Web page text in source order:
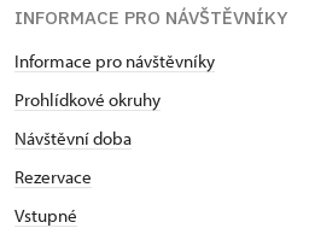
INFORMACE PRO NÁVŠTĚVNÍKY
Informace pro návštěvníky
Prohlídkové okruhy
Návštěvní doba
Rezervace
Vstupné